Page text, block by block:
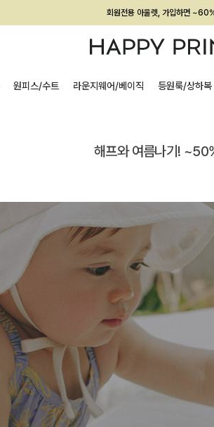
회원전용 아울렛, 가입하면
멤버십 최대 28,000원 혜택
원피스/수트 라운지웨어/베이직 등원룩/상하복
해프와 여름나기!